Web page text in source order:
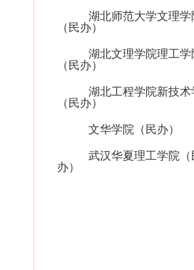
湖北师范大学文理学
（民办）
湖北文理学院理工学
（民办）
湖北工程学院新技术
（民办）
文华学院（民办）
武汉华夏理工学院（
办）